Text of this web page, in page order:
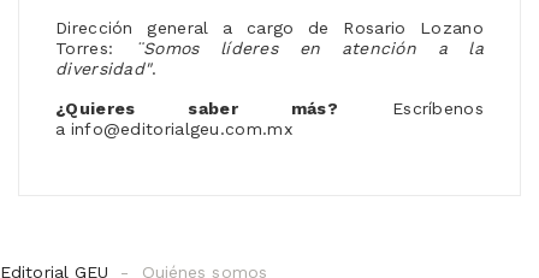
Dirección general a cargo de Rosario Lozano
Torres:
¨Somos líderes en atención a la
diversidad".
¿Quieres saber más? Escríbenos
a info@editorialgeu.com.mx
Editorial GEU Quiénes somos